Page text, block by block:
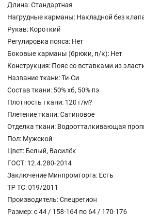
Длина: Стандартная
Нагрудные карманы: Накладной без
Рукав: Короткий
Регулировка пояса: Нет
Боковые карманы (брюки, п/к): Нет
Конструкция: Пояс со вставками из
Название ткани: Ти-Си
Состав ткани: 50% хб, 50% пэ
Плотность ткани: 120 г/м?
Плетение ткани: Сатиновое
Отделка ткани: Водоотталкивающая
Пол: Мужской
Цвет: Белый, Василёк
ГОСТ: 12.4.280-2014
Заключение Минпромторга: Есть
ТР ТС: 019/2011
Производитель: Спецрегион
Размер: с 44 / 158-164 по 64 / 170-176